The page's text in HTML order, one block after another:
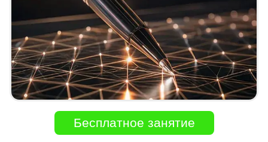
Бесплатное занятие